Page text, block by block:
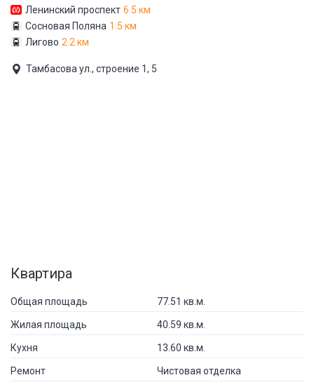
Ленинский проспект 6.5 км
Сосновая Поляна 1.5 км
Лигово 2.2 км
Тамбасова ул., строение 1, 5
Квартира
Общая площадь 77.51 кв.м.
Жилая площадь 40.59 кв.м.
Кухня 13.60 кв.м.
Ремонт Чистовая отделка